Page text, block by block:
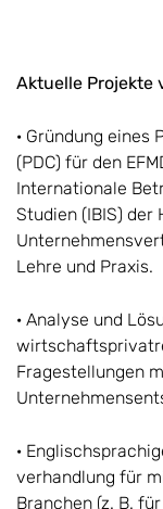
Aktuelle Projekte
· Gründung eines
(PDC) für den
Internationale
Studien (IBIS)
Lehre und Praxis.
· Analyse und
Fragestellungen
·
verhandlung für
Branchen (z. B.